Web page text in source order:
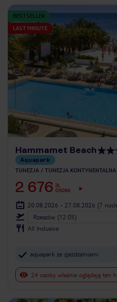
BESTSELLER
LAST MINUTE
Hammamet Beach
Aquapark
TUNEZJA TUNEZJA KONTYNENTALNA
2 676 ZŁ
OSOBA
20.08.2026 - 27.08.2026 (7
Rzeszów (12:05)
All Inclusive
aquapark ze zjeżdżalniami
24 osoby właśnie oglądają ten